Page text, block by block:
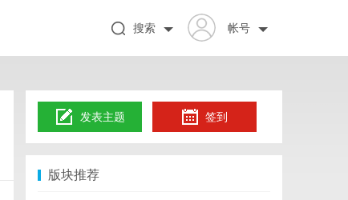
帐号
搜索
发表主题 签到
版块推荐